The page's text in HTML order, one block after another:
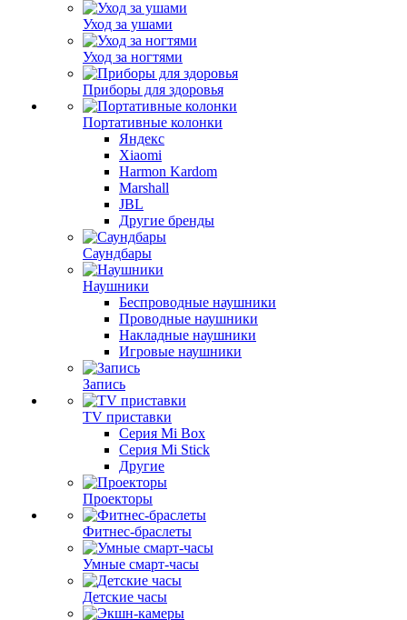
Уход за ушами
Уход за ногтями
Приборы для здоровья
Портативные колонки
Яндекс
Xiaomi
Harmon Kardom
Marshall
JBL
Другие бренды
Саундбары
Наушники
Беспроводные наушники
Проводные наушники
Накладные наушники
Игровые наушники
Запись
TV приставки
Серия Mi Box
Серия Mi Stick
Другие
Проекторы
Фитнес-браслеты
Умные смарт-часы
Детские часы